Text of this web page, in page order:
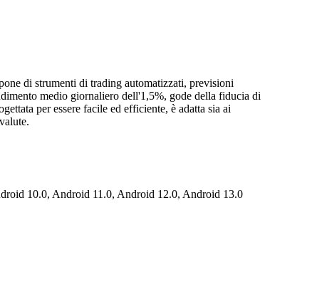
di strumenti di trading automatizzati, previsioni
medio giornaliero dell'1,5%, gode della fiducia di
per essere facile ed efficiente, è adatta sia ai
10.0, Android 11.0, Android 12.0, Android 13.0